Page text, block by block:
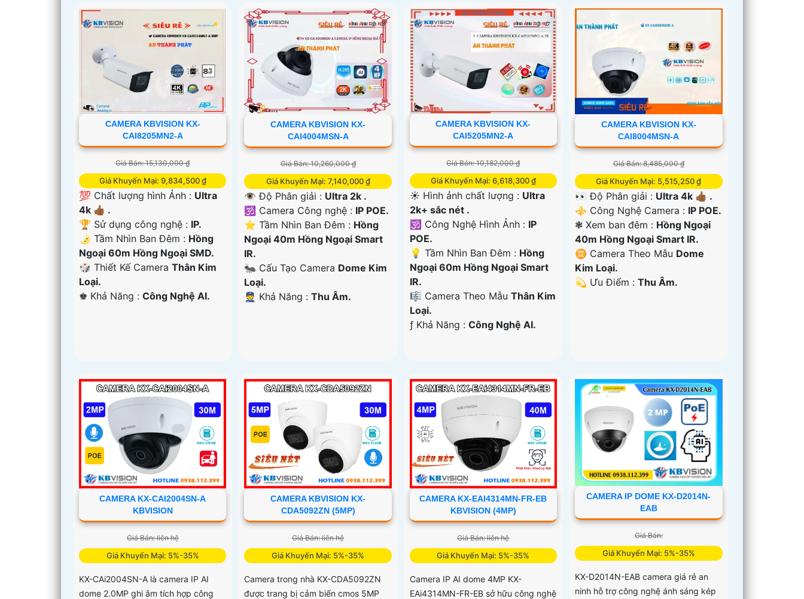
CAMERA KBVISION KX-
CAI8205MN2-A
Giá Bán: 15,130,000 ₫
Giá Khuyến Mại: 9,834,500 ₫
💯 Chất lượng hình Ảnh : Ultra
4k 👍🏾 .
🏆 Sử dụng công nghệ : IP.
🌛 Tầm Nhìn Ban Đêm : Hồng
Ngoại 60m Hồng Ngoại SMD.
🎲 Thiết Kế Camera Thân Kim
Loại.
️♚ Khả Năng : Công Nghệ AI.
CAMERA KBVISION KX-
CAI4004MSN-A
Giá Bán: 10,260,000 ₫
Giá Khuyến Mại: 7,140,000 ₫
👁 Độ Phân giải : Ultra 2k .
🕉️ Camera Công nghệ : IP POE.
⭐ Tầm Nhìn Ban Đêm : Hồng
Ngoại 40m Hồng Ngoại Smart
IR.
🐜 Cấu Tạo Camera Dome Kim
Loại.
️👮 Khả Năng :Thu Âm.
CAMERA KBVISION KX-
CAI5205MN2-A
Giá Bán: 10,182,000 ₫
Giá Khuyến Mại: 6,618,300 ₫
☀️ Hình ảnh chất lượng : Ultra
2k+ sắc nét .
🕉️ Công Nghệ Hình Ảnh : IP
POE.
💡 Tầm Nhìn Ban Đêm : Hồng
Ngoại 60m Hồng Ngoại Smart
IR.
🎼️ Camera Theo Mẫu Thân Kim
Loại.
️ƒ Khả Năng : Công Nghệ AI.
CAMERA KBVISION KX-
CAI8004MSN-A
Giá Bán: 8,485,000 ₫
Giá Khuyến Mại: 5,515,250 ₫
👀 Độ Phân giải : Ultra 4k 👍🏾 .
⚜️ Công Nghệ Camera : IP POE.
❃ Xem ban đêm : Hồng Ngoại
40m Hồng Ngoại Smart IR.
♊ Camera Theo Mẫu Dome
Kim Loại.
️💫 Ưu Điểm :Thu Âm.
CAMERA KX-CAI2004SN-A
KBVISION
Giá Bán: liên hệ
Giá Khuyến Mại: 5%-35%
KX-CAi2004SN-A là camera IP AI
dome 2.0MP ghi âm tích hợp công
CAMERA KBVISION KX-
CDA5092ZN (5MP)
Giá Bán: liên hệ
Giá Khuyến Mại: 5%-35%
Camera trong nhà KX-CDA5092ZN
được trang bị cảm biến cmos 5MP
CAMERA KX-EAI4314MN-FR-EB
KBVISION (4MP)
Giá Bán: liên hệ
Giá Khuyến Mại: 5%-35%
Camera IP AI dome 4MP KX-
EAi4314MN-FR-EB sở hữu công nghệ
CAMERA IP DOME KX-D2014N-
EAB
Giá Bán:
Giá Khuyến Mại: 5%-35%
KX-D2014N-EAB camera giá rẻ an
ninh hỗ trợ công nghệ ánh sáng kép